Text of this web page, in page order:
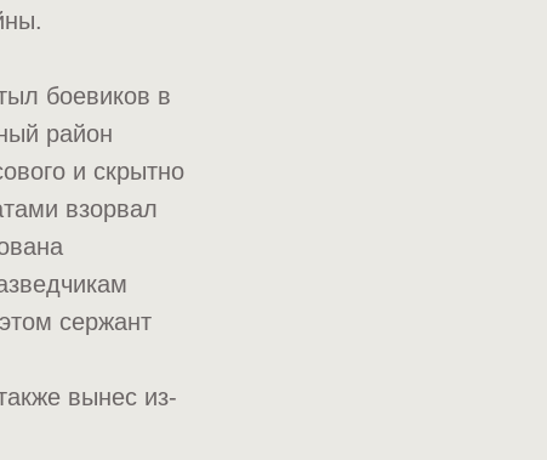
боевиков в
район
и скрытно
взорвал
сержант
вынес из-